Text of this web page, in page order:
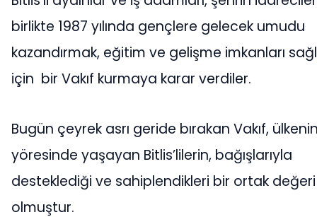
birlikte 1987 yılında gençlere gelecek umudu
kazandırmak, eğitim ve gelişme imkanları
için bir Vakıf kurmaya karar verdiler.
Bugün çeyrek asrı geride bırakan Vakıf,
yöresinde yaşayan Bitlis’lilerin, bağışlarıyla
desteklediği ve sahiplendikleri bir ortak değeri
olmuştur.